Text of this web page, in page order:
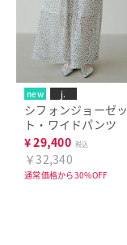
new j.
シフォンジョーゼッ
ト・ワイドパンツ
¥29,400 税込
￥32,340
通常価格から30%OFF